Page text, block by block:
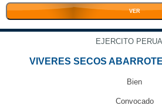
VER
EJERCITO
VIVERES SECOS
Bien
Convocado